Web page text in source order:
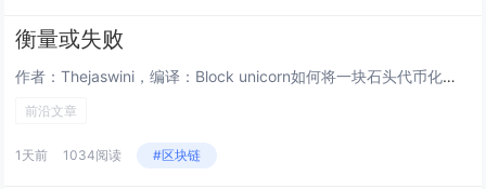
衡量或失败
作者：Thejaswini，编译：Block unicorn如何将一块石头代币化？找一块石头，铸造一种代表它的代币，而这...
前沿文章
1天前 1034阅读 #区块链